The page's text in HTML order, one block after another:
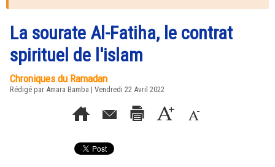
La sourate Al-Fatiha, le contrat
spirituel de l'islam
Chroniques du Ramadan
Rédigé par Amara Bamba | Vendredi 22 Avril 2022